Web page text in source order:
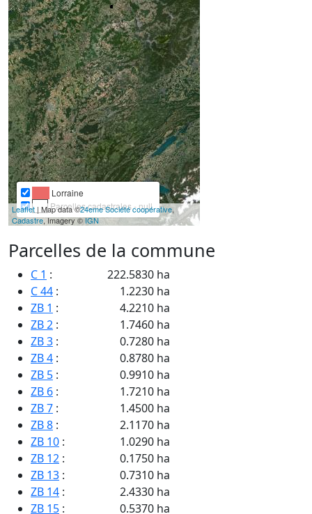
Lorraine
Parcelles cadastrales - null
Leaflet | Map data ©24eme Société coopérative,
Cadastre, Imagery ©IGN
Parcelles de la commune
C 1 :
222.5830 ha
C 44 :
1.2230 ha
ZB 1 :
4.2210 ha
ZB 2 :
1.7460 ha
ZB 3 :
0.7280 ha
ZB 4 :
0.8780 ha
ZB 5 :
0.9910 ha
ZB 6 :
1.7210 ha
ZB 7 :
1.4500 ha
ZB 8 :
2.1170 ha
ZB 10 :
1.0290 ha
ZB 12 :
0.1750 ha
ZB 13 :
0.7310 ha
ZB 14 :
2.4330 ha
ZB 15 : 0.5370 ha